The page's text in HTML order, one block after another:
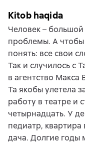
Kitob haqida
Человек –
проблемы. А чтобы
понять: все свои
Так и случилось с
в агентство Макса
Та якобы улетела
работу в театре и
четырнадцать. У
педиатр,
дача. Долгие годы